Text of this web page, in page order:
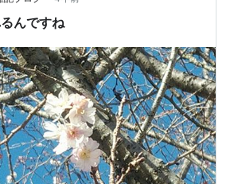
ている。 自分自身が感じる…
んですね